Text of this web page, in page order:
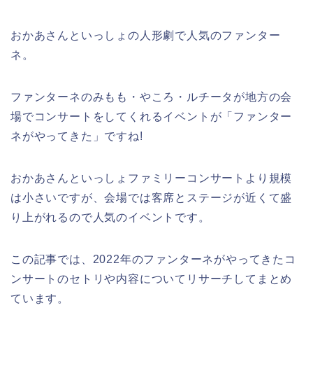
おかあさんといっしょの人形劇で人気のファンター
ネ。
ファンターネのみもも・やころ・ルチータが地方の会
場でコンサートをしてくれるイベントが「ファンター
ネがやってきた」ですね!
おかあさんといっしょファミリーコンサートより規模
は小さいですが、会場では客席とステージが近くて盛
り上がれるので人気のイベントです。
この記事では、2022年のファンターネがやってきたコ
ンサートのセトリや内容についてリサーチしてまとめ
ています。